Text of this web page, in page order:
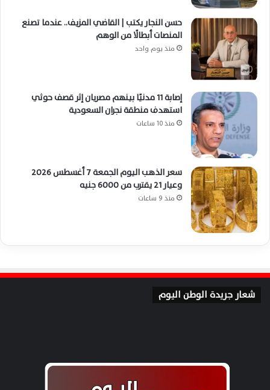
حسن النجار يكتب | القاضي المزيف.. عندما تصنع
المنصات أبطالًا من الوهم
منذ يوم واحد
إصابة 11 مدنيًا بينهم مصريان إثر قصف حوثي
استهدف منطقة نجران السعودية
منذ 10 ساعات
سعر الذهب اليوم الجمعة 7 أغسطس 2026
وعيار 21 يقترب من 6000 جنيه
منذ 9 ساعات
شعار جريدة الوطن اليوم